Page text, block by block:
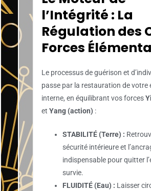
l’Intégrité : La
Régulation des
Forces
Le processus de guérison et
passe par la restauration de votre
interne, en équilibrant vos forces
etYang (action) :
STABILITÉ (Terre) :
sécurité intérieure et
indispensable pour quitter
survie.
FLUIDITÉ (Eau) : Laisser